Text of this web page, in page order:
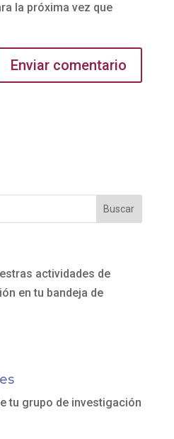
la próxima vez que
actividades de
en tu bandeja de
tu grupo de investigación